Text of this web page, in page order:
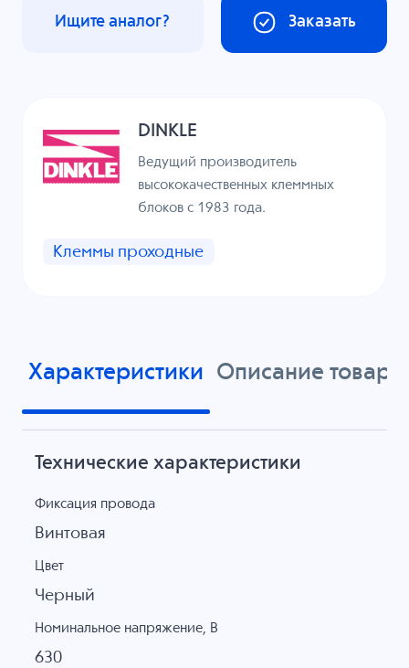
Заказать
Ищите аналог?
DINKLE
Ведущий производитель
высококачественных клеммных
блоков с 1983 года.
Клеммы проходные
Характеристики Описание товара
Технические характеристики
Фиксация провода
Винтовая
Цвет
Черный
Номинальное напряжение, B
630